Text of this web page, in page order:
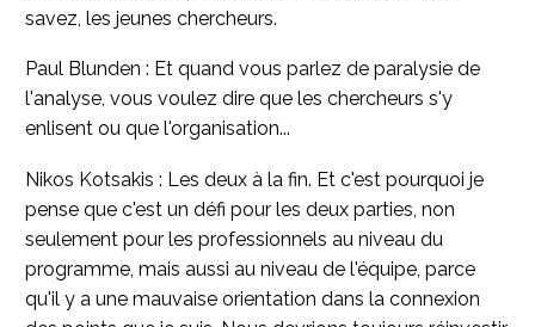
savez, les jeunes chercheurs.
Paul Blunden : Et quand vous parlez de paralysie de
l'analyse, vous voulez dire que les chercheurs s'y
enlisent ou que l'organisation...
Nikos Kotsakis : Les deux à la fin. Et c'est pourquoi je
pense que c'est un défi pour les deux parties, non
seulement pour les professionnels au niveau du
programme, mais aussi au niveau de l'équipe, parce
qu'il y a une mauvaise orientation dans la connexion